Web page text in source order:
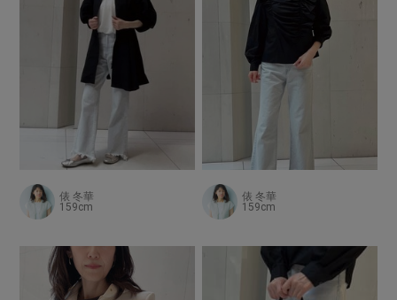
俵 冬華
159cm
俵 冬華
159cm